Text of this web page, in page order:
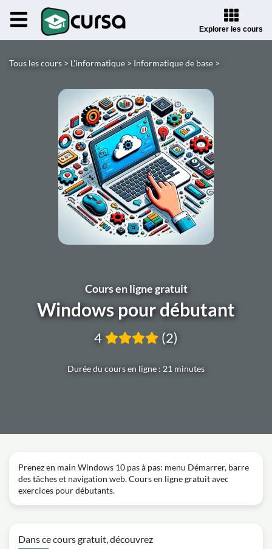
Explorer les cours
Tous les cours > L'informatique > Informatique de base >
Cours en ligne gratuit
Windows pour débutant
Durée du cours en ligne : 21 minutes
4 (2)
Prenez en main Windows 10 pas à pas: menu Démarrer, barre
des tâches et navigation web. Cours en ligne gratuit avec
exercices pour débutants.
Dans ce cours gratuit, découvrez